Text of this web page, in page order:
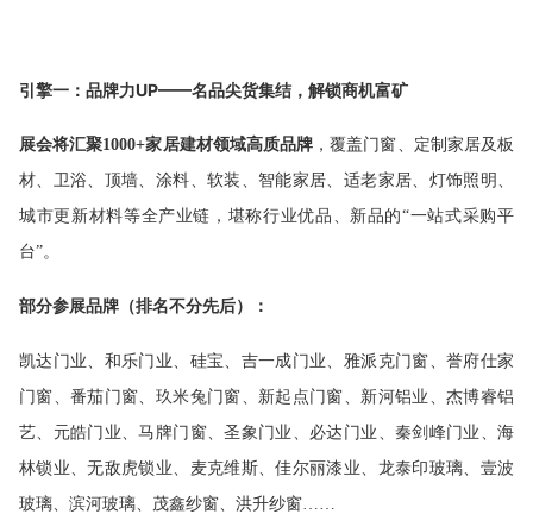
引擎一：品牌力UP——名品尖货集结，解锁商机富矿
展会将汇聚1000+家居建材领域高质品牌 ，覆盖门窗、定制家居及板
材、卫浴、顶墙、涂料、软装、智能家居、适老家居、灯饰照明、
城市更新材料等全产业链，堪称行业优品、新品的“一站式采购平
台”。
部分参展品牌（排名不分先后）：
凯达门业、和乐门业、硅宝、吉一成门业、雅派克门窗、誉府仕家
门窗、番茄门窗、玖米兔门窗、新起点门窗、新河铝业、杰博睿铝
艺、元皓门业、马牌门窗、圣象门业、必达门业、秦剑峰门业、海
林锁业、无敌虎锁业、麦克维斯、佳尔丽漆业、龙泰印玻璃、壹波
玻璃、滨河玻璃、茂鑫纱窗、洪升纱窗……